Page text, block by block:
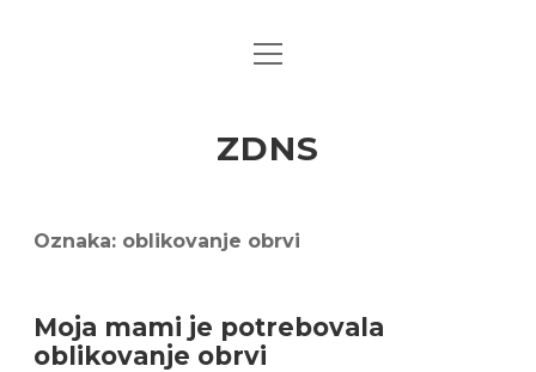
open
ZDNS
Oznaka: oblikovanje obrvi
Moja mami je potrebovala
oblikovanje obrvi